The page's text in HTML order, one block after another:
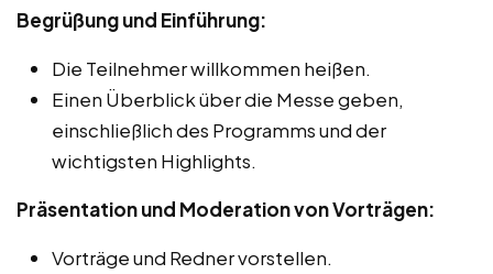
Begrüßung und Einführung:
Die Teilnehmer willkommen heißen.
Einen Überblick über die Messe geben,
einschließlich des Programms und der
wichtigsten Highlights.
Präsentation und Moderation von Vorträgen:
Vorträge und Redner vorstellen.